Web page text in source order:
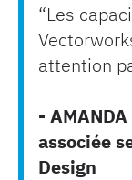
“Les
attention
-
associée
Design